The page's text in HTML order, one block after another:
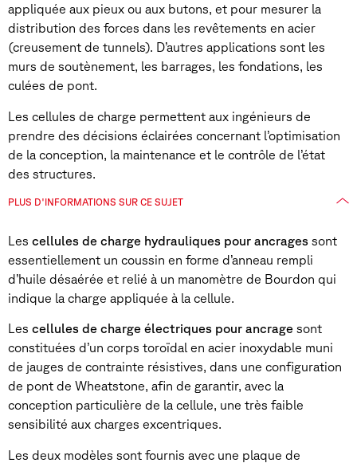
appliquée aux pieux ou aux butons, et pour mesurer la
distribution des forces dans les revêtements en acier
(creusement de tunnels). D’autres applications sont les
murs de soutènement, les barrages, les fondations, les
culées de pont.
Les cellules de charge permettent aux ingénieurs de
prendre des décisions éclairées concernant l’optimisation
de la conception, la maintenance et le contrôle de l’état
des structures.
PLUS D'INFORMATIONS SUR CE SUJET
Les cellules de charge hydrauliques pour ancrages sont
essentiellement un coussin en forme d’anneau rempli
d’huile désaérée et relié à un manomètre de Bourdon qui
indique la charge appliquée à la cellule.
Les cellules de charge électriques pour ancrage sont
constituées d’un corps toroïdal en acier inoxydable muni
de jauges de contrainte résistives, dans une configuration
de pont de Wheatstone, afin de garantir, avec la
conception particulière de la cellule, une très faible
sensibilité aux charges excentriques.
Les deux modèles sont fournis avec une plaque de